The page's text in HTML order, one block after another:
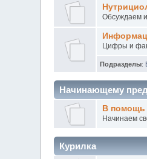
Обсуждаем
Цифры и
Подразделы:
Начинающему
В помощь
Начинаем
Курилка